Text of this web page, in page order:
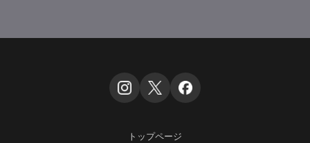
トップページ